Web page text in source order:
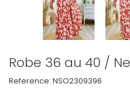
Robe 36 au 40 /
Reference: NSO2309396